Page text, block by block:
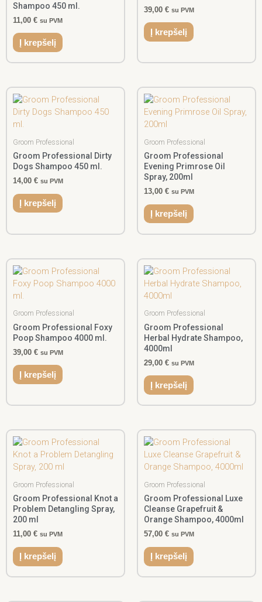
Shampoo 450 ml.
11,00 € su PVM
Į krepšelį
39,00 € su PVM
Į krepšelį
Groom Professional
Groom Professional Dirty
Dogs Shampoo 450 ml.
14,00 € su PVM
Į krepšelį
Groom Professional
Groom Professional
Evening Primrose Oil
Spray, 200ml
13,00 € su PVM
Į krepšelį
Groom Professional
Groom Professional Foxy
Poop Shampoo 4000 ml.
39,00 € su PVM
Į krepšelį
Groom Professional
Groom Professional
Herbal Hydrate Shampoo,
4000ml
29,00 € su PVM
Į krepšelį
Groom Professional
Groom Professional Knot a
Problem Detangling Spray,
200 ml
11,00 € su PVM
Į krepšelį
Groom Professional
Groom Professional Luxe
Cleanse Grapefruit &
Orange Shampoo, 4000ml
57,00 € su PVM
Į krepšelį